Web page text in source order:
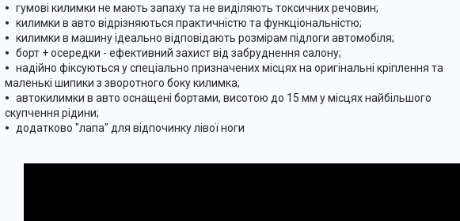
гумові килимки не мають запаху та не виділяють токсичних речовин;
килимки в авто відрізняються практичністю та функціональністю;
килимки в машину ідеально відповідають розмірам підлоги автомобіля;
борт + осередки - ефективний захист від забруднення салону;
надійно фіксуються у спеціально призначених місцях на оригінальні кріплення та
маленькі шипики з зворотного боку килимка;
автокилимки в авто оснащені бортами, висотою до 15 мм у місцях найбільшого
скупчення рідини;
додатково "лапа" для відпочинку лівої ноги